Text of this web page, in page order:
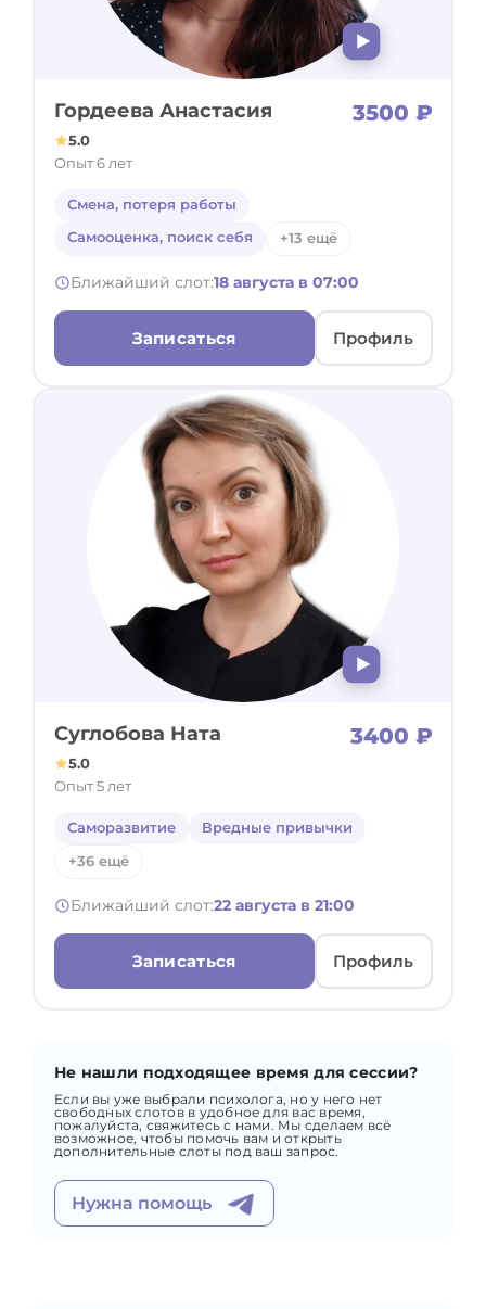
Гордеева Анастасия 3500 ₽
5.0
Опыт 6 лет
Смена, потеря работы
Самооценка, поиск себя
+13 ещё
Ближайший слот:18 августа в 07:00
Записаться Профиль
Суглобова Ната 3400 ₽
5.0
Опыт 5 лет
Саморазвитие Вредные привычки
+36 ещё
Ближайший слот:22 августа в 21:00
Записаться Профиль
Не нашли подходящее время для сессии?
Если вы уже выбрали психолога, но у него нет
свободных слотов в удобное для вас время,
пожалуйста, свяжитесь с нами. Мы сделаем всё
возможное, чтобы помочь вам и открыть
дополнительные слоты под ваш запрос.
Нужна помощь